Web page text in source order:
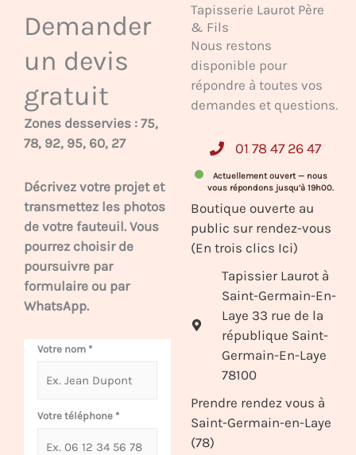
Demander
un devis
gratuit
Zones desservies : 75,
78, 92, 95, 60, 27
Décrivez votre projet et
transmettez les photos
de votre fauteuil. Vous
pourrez choisir de
poursuivre par
formulaire ou par
WhatsApp.
Votre nom *
Votre téléphone *
Tapisserie Laurot Père
& Fils
Nous restons
disponible pour
répondre à toutes vos
demandes et questions.
01 78 47 26 47
Actuellement ouvert — nous
vous répondons jusqu’à 19h00.
Boutique ouverte au
public sur rendez-vous
(En trois clics Ici)
Tapissier Laurot à
Saint-Germain-En-
Laye 33 rue de la
république Saint-
Germain-En-Laye
78100
Prendre rendez vous à
Saint-Germain-en-Laye
(78)